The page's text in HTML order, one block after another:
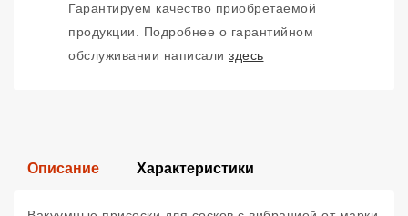
Гарантируем качество приобретаемой
продукции. Подробнее о гарантийном
обслуживании написали здесь
Описание Характеристики